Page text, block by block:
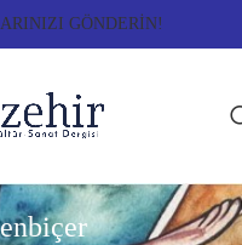
GÖNDERİN!